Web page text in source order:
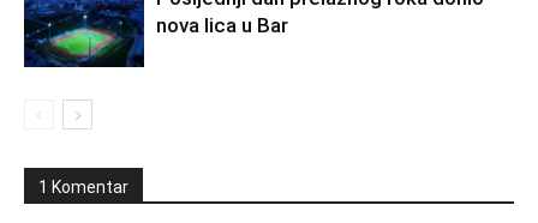
nova lica u Bar
1 Komentar